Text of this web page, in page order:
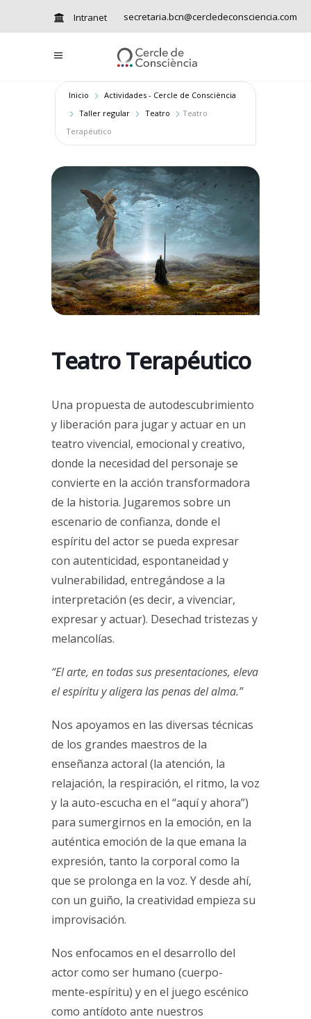
Intranet secretaria.bcn@cercledeconsciencia.com
Inicio
Actividades - Cercle de Consciència
Taller regular
Teatro
Teatro
Terapéutico
Teatro Terapéutico
Una propuesta de autodescubrimiento
y liberación para jugar y actuar en un
teatro vivencial, emocional y creativo,
donde la necesidad del personaje se
convierte en la acción transformadora
de la historia. Jugaremos sobre un
escenario de confianza, donde el
espíritu del actor se pueda expresar
con autenticidad, espontaneidad y
vulnerabilidad, entregándose a la
interpretación (es decir, a vivenciar,
expresar y actuar). Desechad tristezas y
melancolías.
“El arte, en todas sus presentaciones, eleva
el espíritu y aligera las penas del alma.”
Nos apoyamos en las diversas técnicas
de los grandes maestros de la
enseñanza actoral (la atención, la
relajación, la respiración, el ritmo, la voz
y la auto-escucha en el “aquí y ahora”)
para sumergirnos en la emoción, en la
auténtica emoción de la que emana la
expresión, tanto la corporal como la
que se prolonga en la voz. Y desde ahí,
con un guiño, la creatividad empieza su
improvisación.
Nos enfocamos en el desarrollo del
actor como ser humano (cuerpo-
mente-espíritu) y en el juego escénico
como antídoto ante nuestros